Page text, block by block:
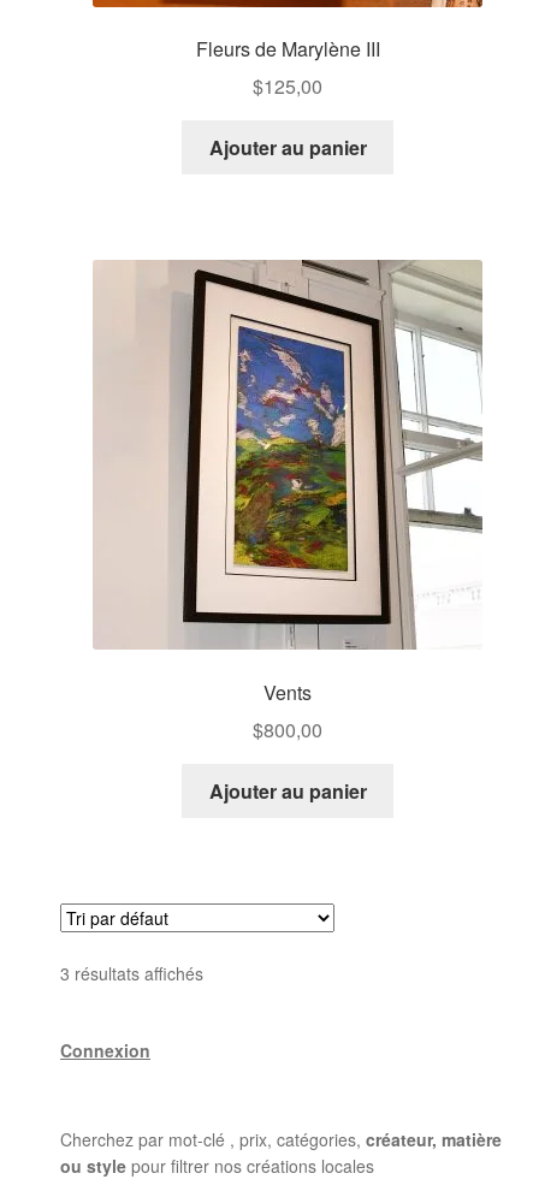
Fleurs de Marylène III
$125,00
Ajouter au panier
Vents
$800,00
Ajouter au panier
3 résultats affichés
Connexion
Cherchez par mot-clé , prix, catégories, créateur, matière
ou style pour filtrer nos créations locales